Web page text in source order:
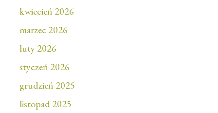
kwiecień 2026
marzec 2026
luty 2026
styczeń 2026
grudzień 2025
listopad 2025